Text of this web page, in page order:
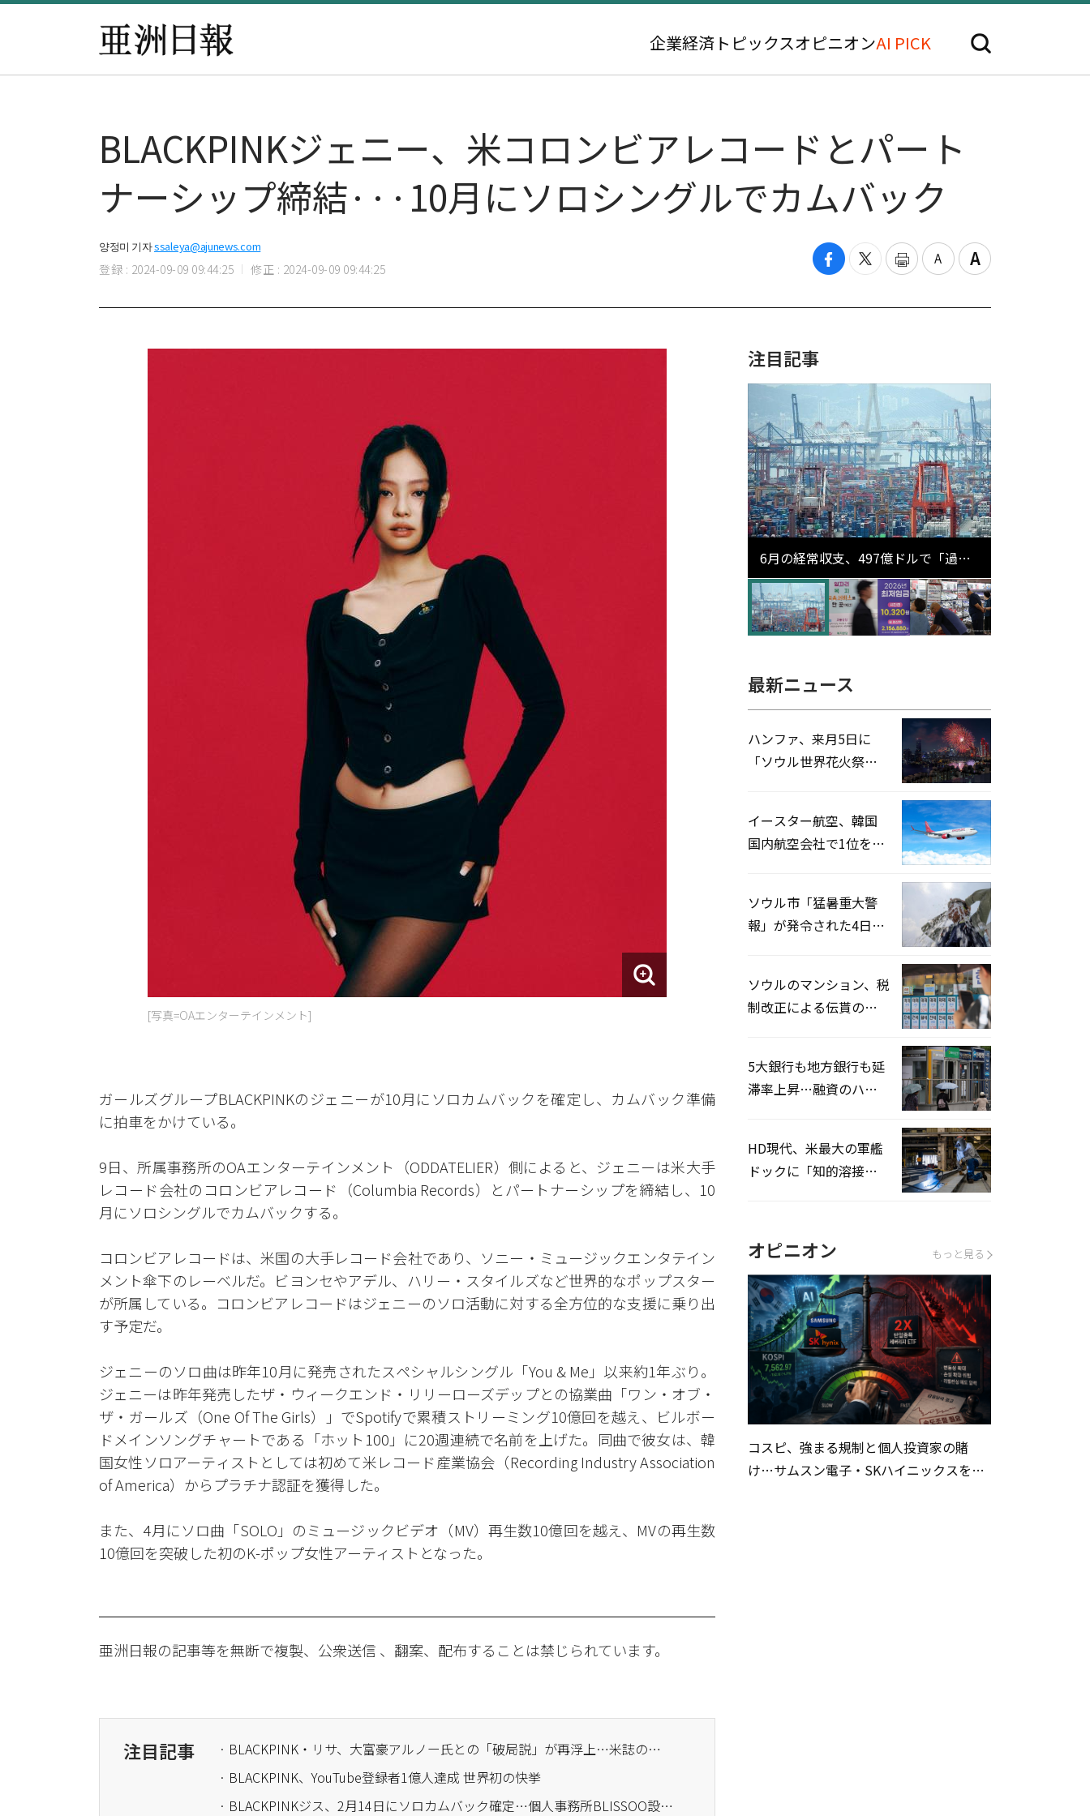
企業経済 トピックスオピニオンAI PICK
BLACKPINKジェニー、米コロンビアレコードとパート
ナーシップ締結···10月にソロシングルでカムバック
양정미 기자ssaleya@ajunews.com
登録 : 2024-09-09 09:44:25 修正 : 2024-09-09 09:44:25
[写真=OAエンターテインメント]
ガールズグループBLACKPINKのジェニーが10月にソロカムバックを確定し、カムバック準備
に拍車をかけている。
9日、所属事務所のOAエンターテインメント（ODDATELIER）側によると、ジェニーは米大手
レコード会社のコロンビアレコード（Columbia Records）とパートナーシップを締結し、10
月にソロシングルでカムバックする。
コロンビアレコードは、米国の大手レコード会社であり、ソニー・ミュージックエンタテイン
メント傘下のレーベルだ。ビヨンセやアデル、ハリー・スタイルズなど世界的なポップスター
が所属している。コロンビアレコードはジェニーのソロ活動に対する全方位的な支援に乗り出
す予定だ。
ジェニーのソロ曲は昨年10月に発売されたスペシャルシングル「You & Me」以来約1年ぶり。
ジェニーは昨年発売したザ・ウィークエンド・リリーローズデップとの協業曲「ワン・オブ・
ザ・ガールズ（One Of The Girls）」でSpotifyで累積ストリーミング10億回を越え、ビルボー
ドメインソングチャートである「ホット100」に20週連続で名前を上げた。同曲で彼女は、韓
国女性ソロアーティストとしては初めて米レコード産業協会（Recording Industry Association
of America）からプラチナ認証を獲得した。
また、4月にソロ曲「SOLO」のミュージックビデオ（MV）再生数10億回を越え、MVの再生数
10億回を突破した初のK-ポップ女性アーティストとなった。
亜洲日報の記事等を無断で複製、公衆送信 、翻案、配布することは禁じられています。
注目記事
· BLACKPINK・リサ、大富豪アルノー氏との「破局説」が再浮上…米誌の報道にファン騒然
· BLACKPINK、YouTube登録者1億人達成 世界初の快挙
· BLACKPINKジス、2月14日にソロカムバック確定…個人事務所BLISSOO設立後初のアルバム
注目記事
6月の経常収支、497億ドルで「過去
最大」…輸出が初の1000億ドル突破
最新ニュース
ハンファ、来月5日に
「ソウル世界花火祭り
イースター航空、韓国
国内航空会社で1位を記
ソウル市「猛暑重大警
報」が発令された4日、
ソウルのマンション、税
制改正による伝貰の月
5大銀行も地方銀行も延
滞率上昇…融資のハー
HD現代、米最大の軍艦
ドックに「知的溶接」
オピニオン もっと見る
コスピ、強まる規制と個人投資家の賭
け…サムスン電子・SKハイニックスを巡